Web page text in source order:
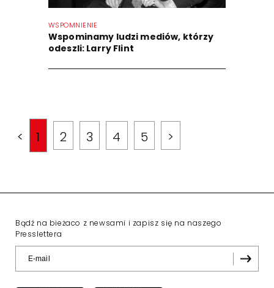
WSPOMNIENIE
Wspominamy ludzi mediów, którzy
odeszli: Larry Flint
< 1 2 3 4 5 >
Bądź na bieżaco z newsami i zapisz się na naszego
Presslettera